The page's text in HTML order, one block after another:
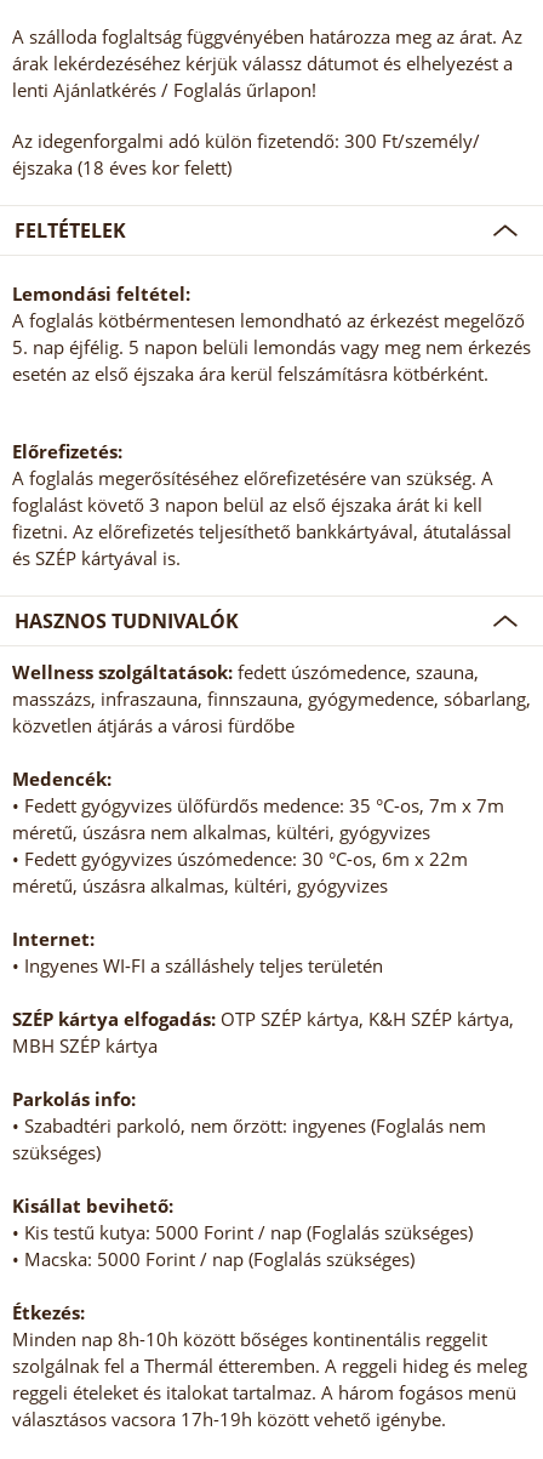
A szálloda foglaltság függvényében határozza meg az árat. Az
árak lekérdezéséhez kérjük válassz dátumot és elhelyezést a
lenti Ajánlatkérés / Foglalás űrlapon!
Az idegenforgalmi adó külön fizetendő: 300 Ft/személy/
éjszaka (18 éves kor felett)
FELTÉTELEK
Lemondási feltétel:
A foglalás kötbérmentesen lemondható az érkezést megelőző
5. nap éjfélig. 5 napon belüli lemondás vagy meg nem érkezés
esetén az első éjszaka ára kerül felszámításra kötbérként.
Előrefizetés:
A foglalás megerősítéséhez előrefizetésére van szükség. A
foglalást követő 3 napon belül az első éjszaka árát ki kell
fizetni. Az előrefizetés teljesíthető bankkártyával, átutalással
és SZÉP kártyával is.
HASZNOS TUDNIVALÓK
Wellness szolgáltatások: fedett úszómedence, szauna,
masszázs, infraszauna, finnszauna, gyógymedence, sóbarlang,
közvetlen átjárás a városi fürdőbe
Medencék:
• Fedett gyógyvizes ülőfürdős medence: 35 °C-os, 7m x 7m
méretű, úszásra nem alkalmas, kültéri, gyógyvizes
• Fedett gyógyvizes úszómedence: 30 °C-os, 6m x 22m
méretű, úszásra alkalmas, kültéri, gyógyvizes
Internet:
• Ingyenes WI-FI a szálláshely teljes területén
SZÉP kártya elfogadás: OTP SZÉP kártya, K&H SZÉP kártya,
MBH SZÉP kártya
Parkolás info:
• Szabadtéri parkoló, nem őrzött: ingyenes (Foglalás nem
szükséges)
Kisállat bevihető:
• Kis testű kutya: 5000 Forint / nap (Foglalás szükséges)
• Macska: 5000 Forint / nap (Foglalás szükséges)
Étkezés:
Minden nap 8h-10h között bőséges kontinentális reggelit
szolgálnak fel a Thermál étteremben. A reggeli hideg és meleg
reggeli ételeket és italokat tartalmaz. A három fogásos menü
választásos vacsora 17h-19h között vehető igénybe.